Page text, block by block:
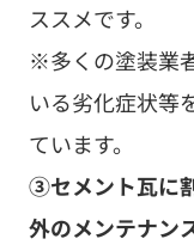
ススメです。
※多くの塗装業
いる劣化症状等
ています。
③セメント瓦に
外のメンテナン